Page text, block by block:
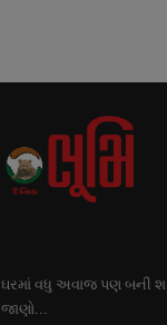
ઘરમાં વધુ અવાજ પણ બની
જાણો...